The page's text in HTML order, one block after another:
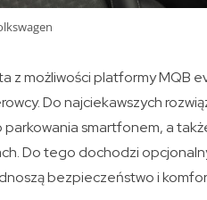
możliwości platformy MQB
Do najciekawszych
smartfonem, a
Do tego dochodzi
bezpieczeństwo i